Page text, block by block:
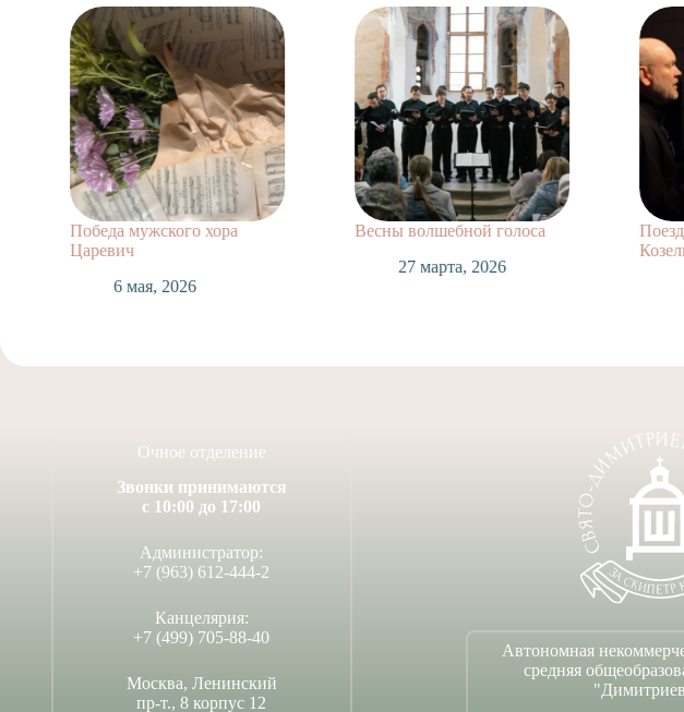
Победа мужского хора
Царевич
6 мая, 2026
Весны волшебной голоса
27 марта, 2026
Очное отделение
Звонки принимаются
с 10:00 до 17:00
Администратор:
+7 (963) 612-444-2
Канцелярия:
+7 (499) 705-88-40
Москва, Ленинский
пр-т., 8 корпус 12
Автономная
средняя